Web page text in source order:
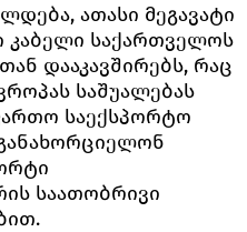
ათასი მეგავატი
კაბელი საქართველოს
დააკავშირებს, რაც
საშუალებას
საექსპორტო
საათობრივი